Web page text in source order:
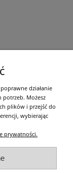
danych osobowych
RODO.
działanie
potrzeb. Możesz
plików i przejść do
wybierając
prywatności.